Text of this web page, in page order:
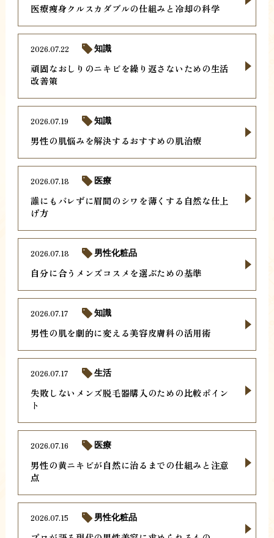
医療痩身クルスカダブルの仕組みと冷却の科学
頑固なおしりのニキビを繰り返さないための生活
改善策
2026.07.22 知識
男性の肌悩みを解決するおすすめの肌治療
2026.07.19 知識
誰にもバレずに眉間のシワを薄くする自然な仕上
げ方
2026.07.18 医療
自分に合うメンズコスメを選ぶための基準
2026.07.18 男性化粧品
男性の肌を劇的に変える美容皮膚科の活用術
2026.07.17 知識
失敗しないメンズ脱毛器購入のための比較ポイン
ト
2026.07.17 生活
男性の黄ニキビが自然に治るまでの仕組みと注意
点
2026.07.16 医療
2026.07.15 男性化粧品